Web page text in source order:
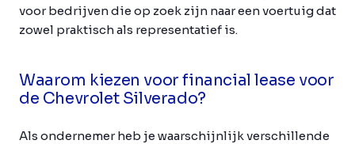
voor bedrijven die op zoek zijn naar een voertuig dat
zowel praktisch als representatief is.
Waarom kiezen voor financial lease voor
de Chevrolet Silverado?
Als ondernemer heb je waarschijnlijk verschillende